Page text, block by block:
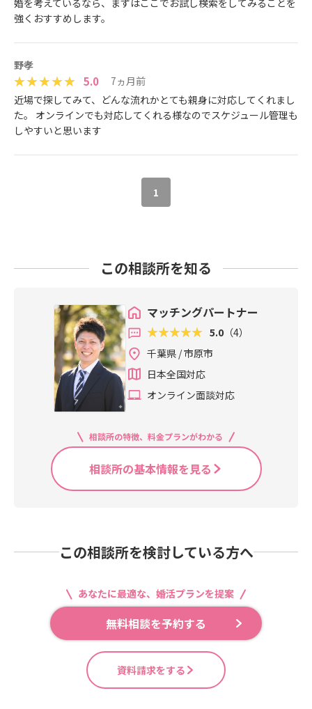
婚を考えているなら、まずはここでお試し検索をしてみることを
強くおすすめします。
野孝
5.0
7ヵ月前
近場で探してみて、どんな流れかとても親身に対応してくれまし
た。 オンラインでも対応してくれる様なのでスケジュール管理も
しやすいと思います
1
この相談所を知る
マッチングパートナー
5.0 （4）
千葉県 / 市原市
日本全国対応
オンライン面談対応
相談所の特徴、料金プランがわかる
相談所の基本情報を見る
この相談所を検討している方へ
あなたに最適な、婚活プランを提案
無料相談を予約する
資料請求をする